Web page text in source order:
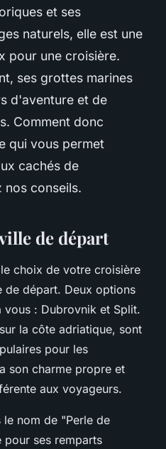
et ses
naturels, elle est une
pour une croisière.
ses grottes marines
d'aventure et de
Comment donc
qui vous permet
cachés de
nos conseils.
de départ
choix de votre croisière
de départ. Deux options
vous : Dubrovnik et Split.
la côte adriatique, sont
pour les
son charme propre et
aux voyageurs.
nom de "Perle de
pour ses remparts